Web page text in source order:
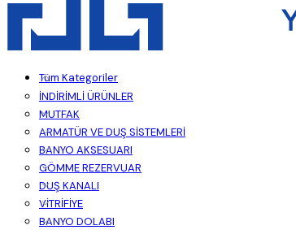
Tüm Kategoriler
İNDİRİMLİ ÜRÜNLER
MUTFAK
ARMATÜR VE DUŞ SİSTEMLERİ
BANYO AKSESUARI
GÖMME REZERVUAR
DUŞ KANALI
VİTRİFİYE
BANYO DOLABI